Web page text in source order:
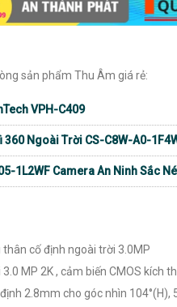
sản phẩm Thu Âm giá rẻ:
VPH-C409
360 Ngoài Trời CS-C8W-A0-
1L2WF Camera An Ninh Sắc
thân cố định ngoài trời 3.0MP
3.0 MP 2K , cảm biến CMOS kích
2.8mm cho góc nhìn 104°(H),